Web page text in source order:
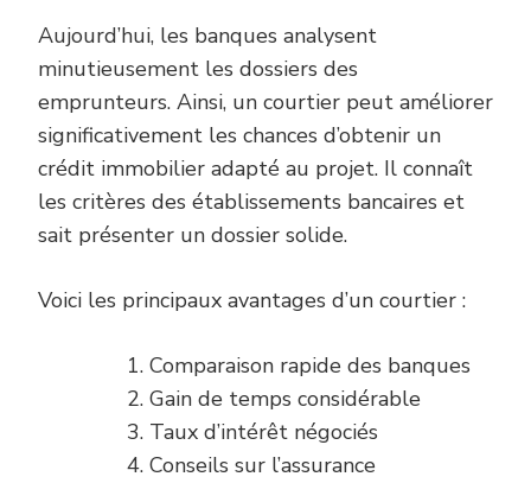
Aujourd’hui, les banques analysent
minutieusement les dossiers des
emprunteurs. Ainsi, un courtier peut améliorer
significativement les chances d’obtenir un
crédit immobilier adapté au projet. Il connaît
les critères des établissements bancaires et
sait présenter un dossier solide.
Voici les principaux avantages d’un courtier :
Comparaison rapide des banques
Gain de temps considérable
Taux d’intérêt négociés
Conseils sur l’assurance